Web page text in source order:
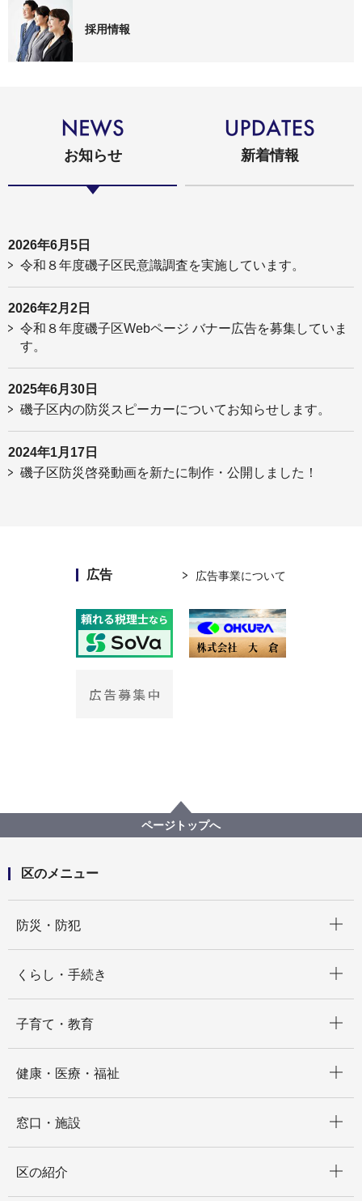
採用情報
お知らせ
2026年6月5日
令和８年度磯子区民意識調査を実施しています。
2026年2月2日
令和８年度磯子区Webページ バナー広告を募集していま
す。
2025年6月30日
磯子区内の防災スピーカーについてお知らせします。
2024年1月17日
磯子区防災啓発動画を新たに制作・公開しました！
新着情報
広告 広告事業について
ページトップへ
区のメニュー
防災・防犯
くらし・手続き
子育て・教育
健康・医療・福祉
窓口・施設
区の紹介